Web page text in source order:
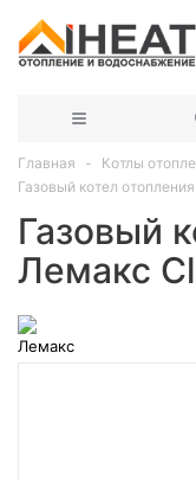
Главная
Котлы
Газовый котел
Газовый
Лемакс